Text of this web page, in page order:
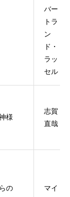
バー
トラ
ン
ド・
ラッ
セル
様
志賀
直哉
の
マイ